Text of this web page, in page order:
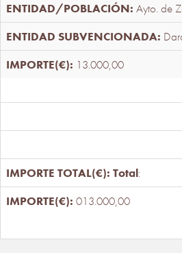
Ayto. de
13.000,00
Total:
013.000,00